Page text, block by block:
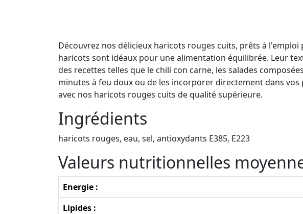
Découvrez nos délicieux haricots rouges cuits, prêts à
haricots sont idéaux pour une alimentation équilibrée. Leur
des recettes telles que le chili con carne, les salades
minutes à feu doux ou de les incorporer directement dans
avec nos haricots rouges cuits de qualité supérieure.
Ingrédients
haricots rouges, eau, sel, antioxydants E385, E223
Valeurs nutritionnelles
Energie :
Lipides :